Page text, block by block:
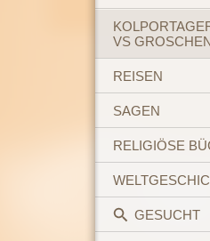
VS
REISEN
SAGEN
RELIGIÖSE
GESUCHT